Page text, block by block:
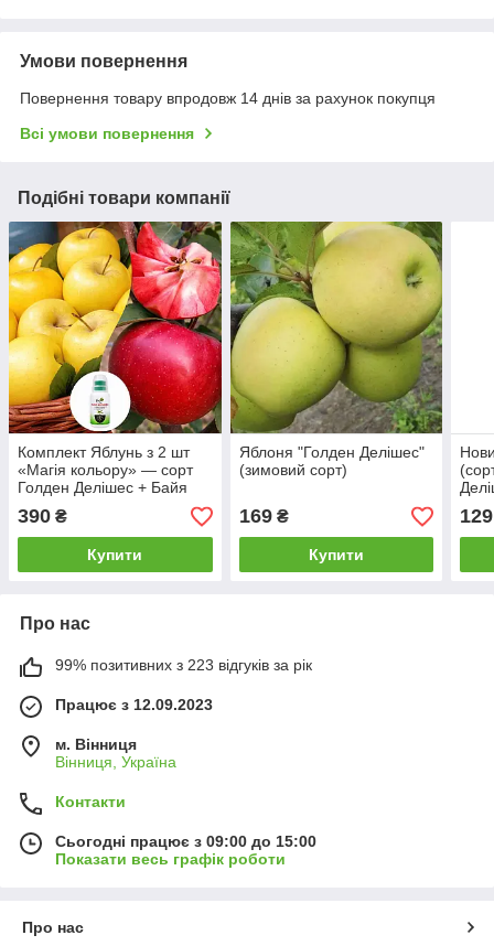
Умови повернення
Повернення товару впродовж 14 днів за рахунок покупця
Всі умови повернення
Подібні товари компанії
Комплект Яблунь з 2 шт
«Магія кольору» — сорт
Голден Делішес + Байя
Маріса + Нано Корневін
100мл
390 ₴
Купити
Яблоня "Голден Делішес"
(зимовий сорт)
169₴
Купити
129
Про нас
99% позитивних з 223 відгуків за рік
Працює з 12.09.2023
м. Вінниця
Вінниця, Україна
Контакти
Сьогодні працює з 09:00 до 15:00
Показати весь графік роботи
Про нас